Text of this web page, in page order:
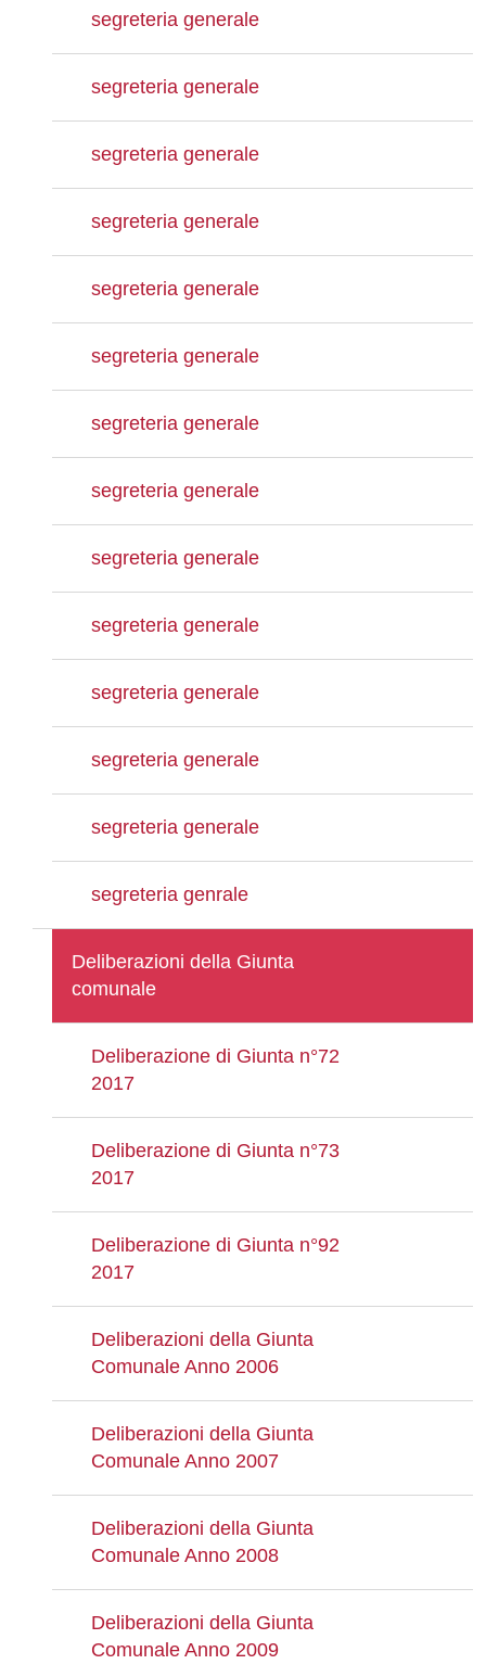
segreteria generale
segreteria generale
segreteria generale
segreteria generale
segreteria generale
segreteria generale
segreteria generale
segreteria generale
segreteria generale
segreteria generale
segreteria generale
segreteria generale
segreteria generale
segreteria genrale
Deliberazioni della Giunta
comunale
Deliberazione di Giunta n°72
2017
Deliberazione di Giunta n°73
2017
Deliberazione di Giunta n°92
2017
Deliberazioni della Giunta
Comunale Anno 2006
Deliberazioni della Giunta
Comunale Anno 2007
Deliberazioni della Giunta
Comunale Anno 2008
Deliberazioni della Giunta
Comunale Anno 2009